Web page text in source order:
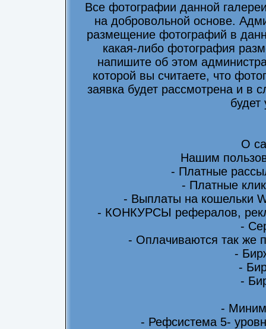
Все фотографии данной
на добровольной основе.
размещение фотографий в
какая-либо фотография
напишите об этом
которой вы считаете, что
заявка будет рассмотрена и в
будет
О
Нашим
- Платные
- Платные
- Выплаты на кошельки
- КОНКУРСЫ рефералов,
-
- Оплачиваются так же
-
-
-
-
- Рефсистема 5-